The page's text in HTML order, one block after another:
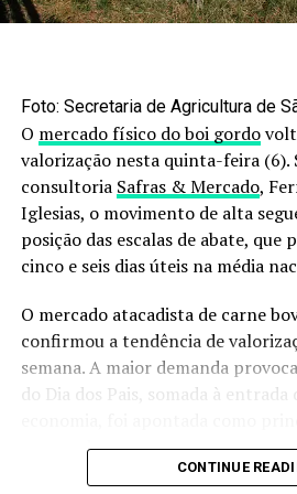
Foto: Secretaria de Agricultura de
O mercado físico do boi gordo
valorização nesta quinta-feira (6).
consultoria Safras & Mercado,
Iglesias, o movimento de alta
posição das escalas de abate, que
cinco e seis dias úteis na média
O mercado atacadista de carne
confirmou a tendência de
semana. A maior demanda
do Dia dos Pais, somada à entrada
avanço dos preços.
CONTINUE